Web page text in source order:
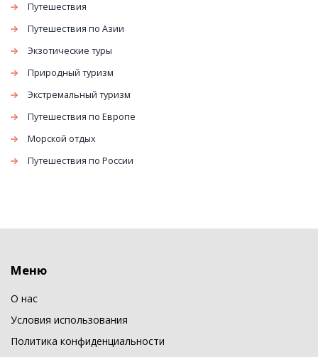
Путешествия
Путешествия по Азии
Экзотические туры
Природный туризм
Экстремальный туризм
Путешествия по Европе
Морской отдых
Путешествия по России
Меню
О нас
Условия использования
Политика конфиденциальности